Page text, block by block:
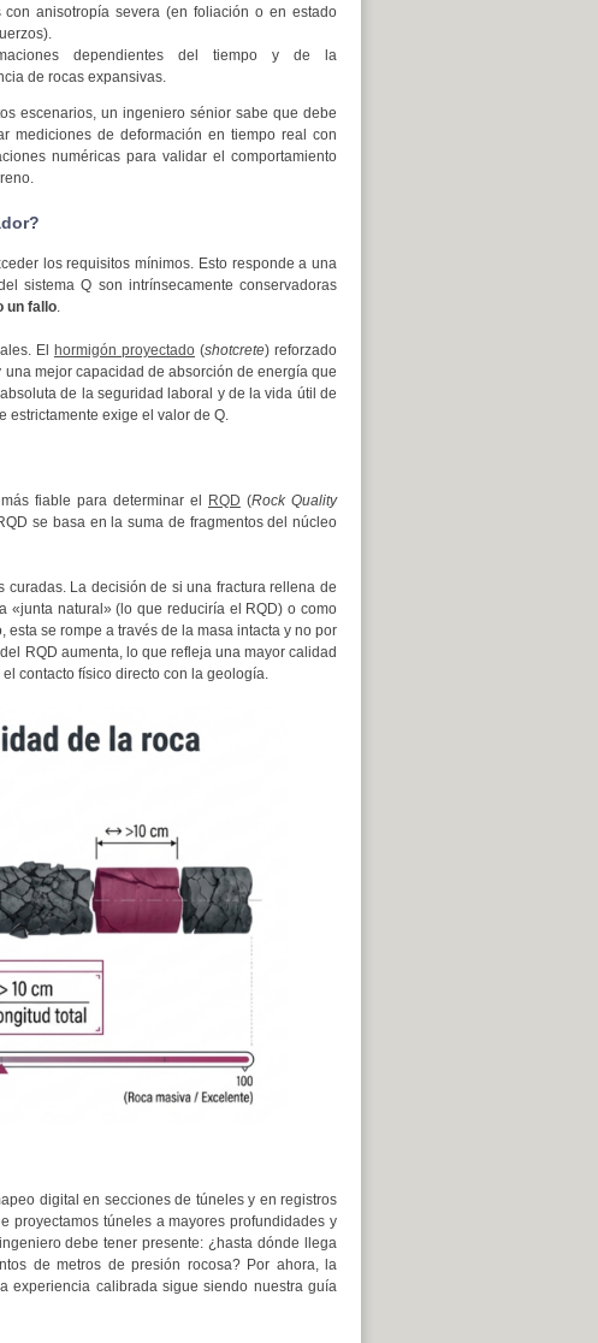
con anisotropía severa (en foliación o en estado
dependientes del tiempo y de la
de rocas expansivas.
escenarios, un ingeniero sénior sabe que debe
mediciones de deformación en tiempo real con
numéricas para validar el comportamiento
los requisitos mínimos. Esto responde a una
sistema Q son intrínsecamente conservadoras
un fallo.
El hormigón proyectado(shotcrete) reforzado
mejor capacidad de absorción de energía que
de la seguridad laboral y de la vida útil de
estrictamente exige el valor de Q.
fiable para determinar el RQD (Rock Quality
se basa en la suma de fragmentos del núcleo
La decisión de si una fractura rellena de
«junta natural» (lo que reduciría el RQD) o como
se rompe a través de la masa intacta y no por
RQD aumenta, lo que refleja una mayor calidad
contacto físico directo con la geología.
digital en secciones de túneles y en registros
proyectamos túneles a mayores profundidades y
debe tener presente: ¿hasta dónde llega
de metros de presión rocosa? Por ahora, la
experiencia calibrada sigue siendo nuestra guía